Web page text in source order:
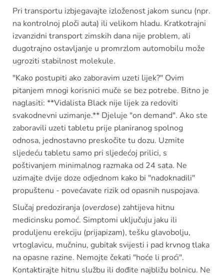
Pri transportu izbjegavajte izloženost jakom suncu (npr.
na kontrolnoj ploči auta) ili velikom hladu. Kratkotrajni
izvanzidni transport zimskih dana nije problem, ali
dugotrajno ostavljanje u promrzlom automobilu može
ugroziti stabilnost molekule.
"Kako postupiti ako zaboravim uzeti lijek?" Ovim
pitanjem mnogi korisnici muče se bez potrebe. Bitno je
naglasiti: **Vidalista Black nije lijek za redoviti
svakodnevni uzimanje.** Djeluje "on demand". Ako ste
zaboravili uzeti tabletu prije planiranog spolnog
odnosa, jednostavno preskočite tu dozu. Uzmite
sljedeću tabletu samo pri sljedećoj prilici, s
poštivanjem minimalnog razmaka od 24 sata. Ne
uzimajte dvije doze odjednom kako bi "nadoknadili"
propuštenu - povećavate rizik od opasnih nuspojava.
Slučaj predoziranja (overdose) zahtijeva hitnu
medicinsku pomoć. Simptomi uključuju jaku ili
produljenu erekciju (prijapizam), tešku glavobolju,
vrtoglavicu, mučninu, gubitak svijesti i pad krvnog tlaka
na opasne razine. Nemojte čekati "hoće li proći".
Kontaktirajte hitnu službu ili dođite najbližu bolnicu. Ne